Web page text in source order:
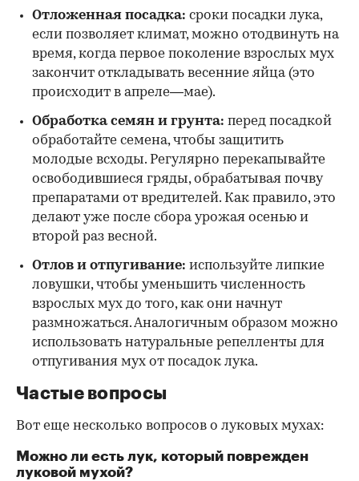
Отложенная посадка: сроки посадки лука,
если позволяет климат, можно отодвинуть на
время, когда первое поколение взрослых мух
закончит откладывать весенние яйца (это
происходит в апреле—мае).
Обработка семян и грунта: перед посадкой
обработайте семена, чтобы защитить
молодые всходы. Регулярно перекапывайте
освободившиеся гряды, обрабатывая почву
препаратами от вредителей. Как правило, это
делают уже после сбора урожая осенью и
второй раз весной.
Отлов и отпугивание: используйте липкие
ловушки, чтобы уменьшить численность
взрослых мух до того, как они начнут
размножаться. Аналогичным образом можно
использовать натуральные репелленты для
отпугивания мух от посадок лука.
Частые вопросы
Вот еще несколько вопросов о луковых мухах:
Можно ли есть лук, который поврежден
луковой мухой?